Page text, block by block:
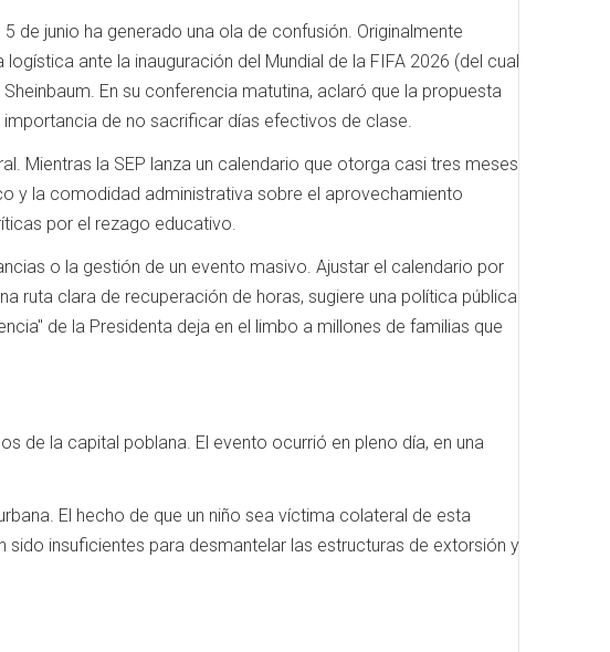
de junio ha generado una ola de confusión. Originalmente
ante la inauguración del Mundial de la FIFA 2026 (del cual
En su conferencia matutina, aclaró que la propuesta
importancia de no sacrificar días efectivos de clase.
Mientras la SEP lanza un calendario que otorga casi tres meses
y la comodidad administrativa sobre el aprovechamiento
por el rezago educativo.
o la gestión de un evento masivo. Ajustar el calendario por
ruta clara de recuperación de horas, sugiere una política pública
de la Presidenta deja en el limbo a millones de familias que
de la capital poblana. El evento ocurrió en pleno día, en una
El hecho de que un niño sea víctima colateral de esta
insuficientes para desmantelar las estructuras de extorsión y